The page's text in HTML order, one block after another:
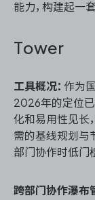
能力，构建起一
Tower
工具概况： 作为
2026年的定位
化和易用性见长
需的基线规划与
部门协作时低门
跨部门协作瀑布